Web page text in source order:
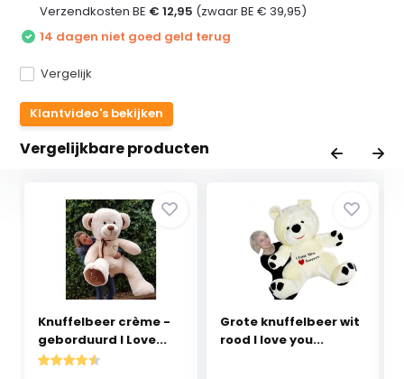
Klantvideo's bekijken
Verzendkosten BE € 12,95 (zwaar BE € 39,95)
14 dagen niet goed geld terug
Vergelijk
Vergelijkbare producten
Knuffelbeer crème -
geborduurd I Love...
Grote knuffelbeer wit
rood I love you...